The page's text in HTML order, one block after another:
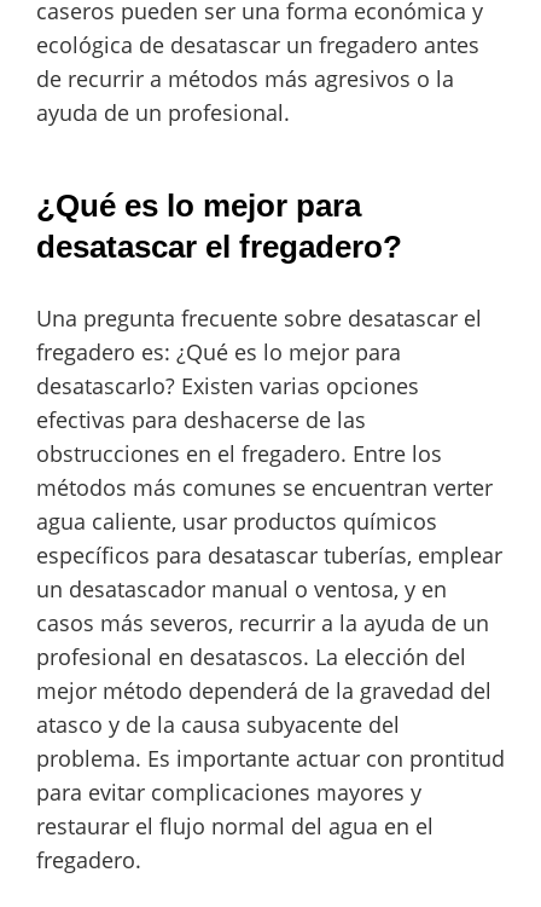
caseros pueden ser una forma económica y
ecológica de desatascar un fregadero antes
de recurrir a métodos más agresivos o la
ayuda de un profesional.
¿Qué es lo mejor para
desatascar el fregadero?
Una pregunta frecuente sobre desatascar el
fregadero es: ¿Qué es lo mejor para
desatascarlo? Existen varias opciones
efectivas para deshacerse de las
obstrucciones en el fregadero. Entre los
métodos más comunes se encuentran verter
agua caliente, usar productos químicos
específicos para desatascar tuberías, emplear
un desatascador manual o ventosa, y en
casos más severos, recurrir a la ayuda de un
profesional en desatascos. La elección del
mejor método dependerá de la gravedad del
atasco y de la causa subyacente del
problema. Es importante actuar con prontitud
para evitar complicaciones mayores y
restaurar el flujo normal del agua en el
fregadero.